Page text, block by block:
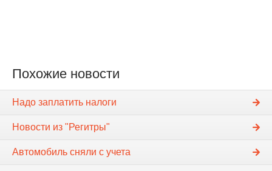
Похожие новости
Надо заплатить налоги
Новости из "Регитры"
Автомобиль сняли с учета